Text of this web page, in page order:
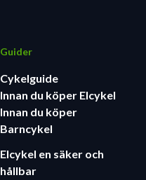
Guider
Cykelguide
Innan du köper Elcykel
Innan du köper
Barncykel
Elcykel en säker och
hållbar